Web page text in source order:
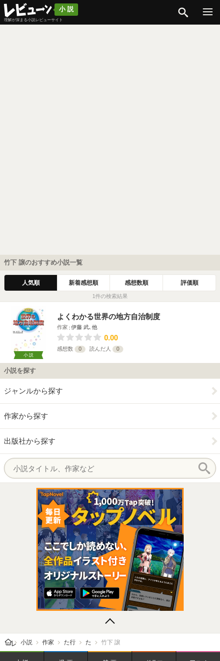
小説
理解が深まる小説レビューサイト
竹下 譲のおすすめ小説一覧
人気順 新着感想順 感想数順 評価順
1件の検索結果
小説
よくわかる世界の地方自治制度
作家 伊藤 武､他
0.00
感想数 0 読んだ人 0
小説を探す
ジャンルから探す
作家から探す
出版社から探す
レビューン トップ
小説 作家 た行 た 竹下 譲